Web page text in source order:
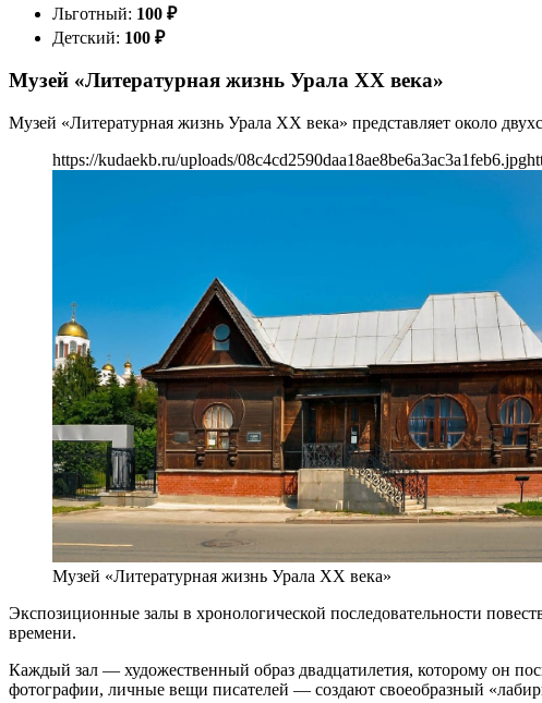
Льготный: 100 ₽
Детский: 100 ₽
Музей «Литературная жизнь Урала ХХ века»
Музей «Литературная жизнь Урала ХХ века» представляет около
https://kudaekb.ru/uploads/08c4cd2590daa18ae8be6a3ac3a1feb6.jpg
Музей «Литературная жизнь Урала ХХ века»
Экспозиционные залы в хронологической последовательности
времени.
Каждый зал — художественный образ двадцатилетия, которому он
фотографии, личные вещи писателей — создают своеобразный